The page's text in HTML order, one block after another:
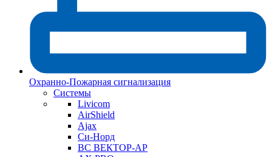
Охранно-Пожарная сигнализация
Системы
Livicom
AirShield
Ajax
Си-Норд
ВС ВЕКТОР-АР